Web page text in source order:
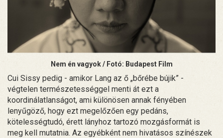
Nem én vagyok / Fotó: Budapest Film
Cui Sissy pedig - amikor Lang az ő „bőrébe bújik” -
végtelen természetességgel menti át ezt a
koordinálatlanságot, ami különösen annak fényében
lenyűgöző, hogy ezt megelőzően egy pedáns,
kötelességtudó, érett lányhoz tartozó mozgásformát is
meg kell mutatnia. Az egyébként nem hivatásos színészek